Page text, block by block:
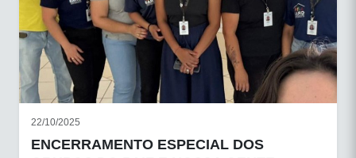
22/10/2025
ENCERRAMENTO ESPECIAL DOS